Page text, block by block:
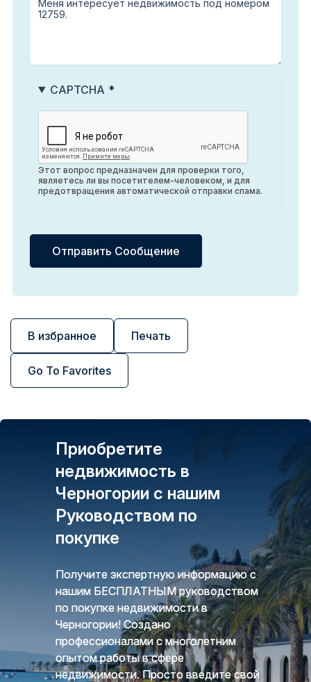
В избранное Печать
Go To Favorites
CAPTCHA
Этот вопрос предназначен для проверки того,
являетесь ли вы посетителем-человеком, и для
предотвращения автоматической отправки спама.
Приобретите
недвижимость в
Черногории с нашим
Руководством по
покупке
Получите экспертную информацию с
нашим БЕСПЛАТНЫМ руководством
по покупке недвижимости в
Черногории! Создано
профессионалами с многолетним
опытом работы в сфере
недвижимости. Просто введите свой